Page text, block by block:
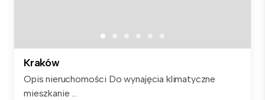
Kraków
Opis nieruchomości Do wynajęcia klimatyczne
mieszkanie ...